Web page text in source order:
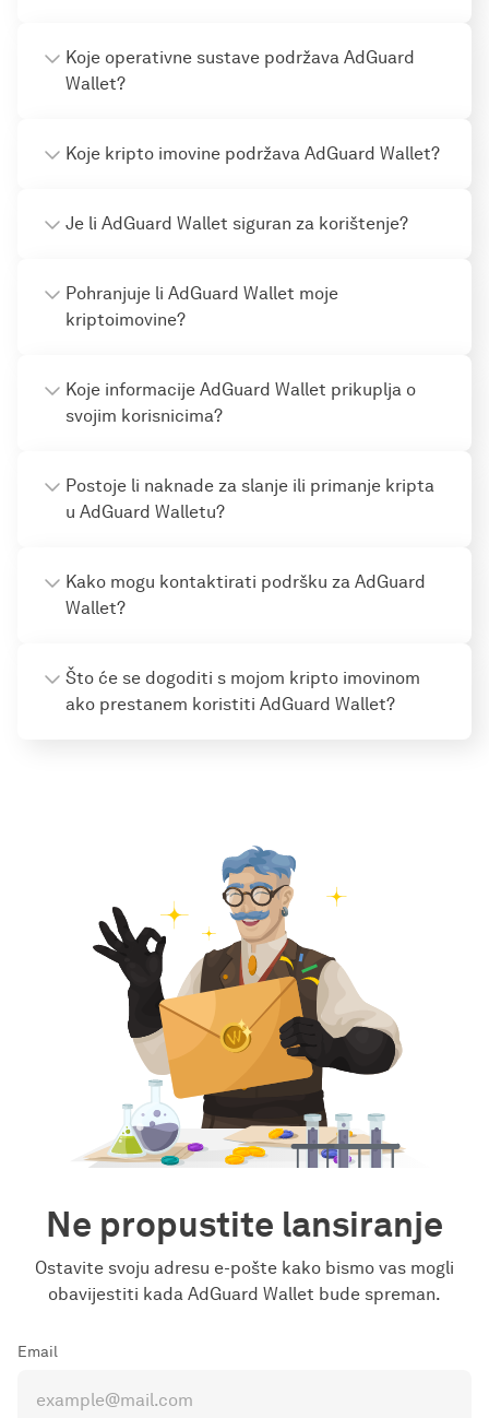
Koje operativne sustave podržava AdGuard
Wallet?
Koje kripto imovine podržava AdGuard Wallet?
Je li AdGuard Wallet siguran za korištenje?
Pohranjuje li AdGuard Wallet moje
kriptoimovine?
Koje informacije AdGuard Wallet prikuplja o
svojim korisnicima?
Postoje li naknade za slanje ili primanje kripta
u AdGuard Walletu?
Kako mogu kontaktirati podršku za AdGuard
Wallet?
Što će se dogoditi s mojom kripto imovinom
ako prestanem koristiti AdGuard Wallet?
Ne propustite lansiranje
Ostavite svoju adresu e-pošte kako bismo vas mogli
obavijestiti kada AdGuard Wallet bude spreman.
Email